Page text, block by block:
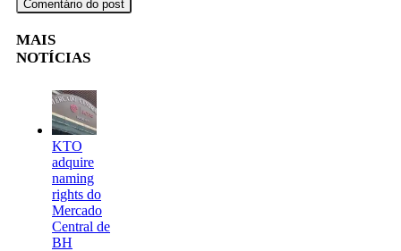
MAIS
NOTÍCIAS
KTO
adquire
naming
rights do
Mercado
Central de
BH